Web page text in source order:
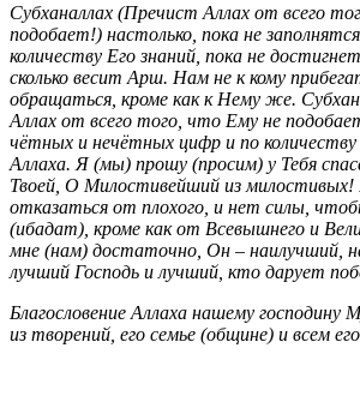
Субханаллах (Пречист Аллах от всего
подобает!) настолько, пока не
количеству Его знаний, пока не
сколько весит Арш. Нам не к кому
обращаться, кроме как к Нему же.
Аллах от всего того, что Ему не
чётных и нечётных цифр и по количеству
Аллаха. Я (мы) прошу (просим) у Тебя
Твоей, О Милостивейший из
отказаться от плохого, и нет силы,
(ибадат), кроме как от Всевышнего и
мне (нам) достаточно, Он – наилучший,
лучший Господь и лучший, кто дарует
Благословение Аллаха нашему господину
из творений, его семье (общине) и всем